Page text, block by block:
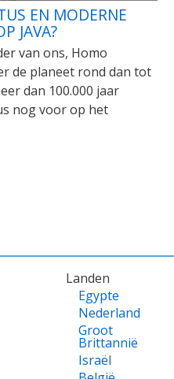
EN MODERNE
JAVA?
van ons, Homo
de planeet rond dan tot
dan 100.000 jaar
nog voor op het
Landen
Egypte
Nederland
Groot
Brittannië
Israël